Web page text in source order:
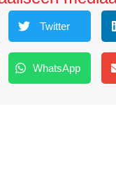
Twitter
WhatsApp